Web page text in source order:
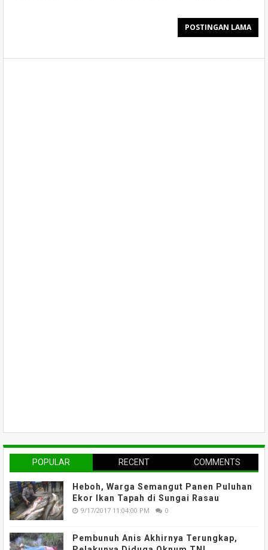
POSTINGAN LAMA
POPULAR RECENT COMMENTS
Heboh, Warga Semangut Panen Puluhan
Ekor Ikan Tapah di Sungai Rasau
9/17/2017 11:04:00 PM 0
Pembunuh Anis Akhirnya Terungkap,